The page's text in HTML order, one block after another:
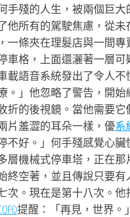
手殘的人生，被兩個巨
他所有的駕駛焦慮，從
一條夾在理髮店與一間
車格，上面還灑著一層
載語音系統發出了令人
。」他忽略了警告，開
折的後視鏡。當他需要
片羞澀的耳朵一樣，優系
不好。」何手殘感覺心
層機械式停車塔，正在
終空著，並且傳說只要
次。現在是第十八次。
提醒：「再見，世界。